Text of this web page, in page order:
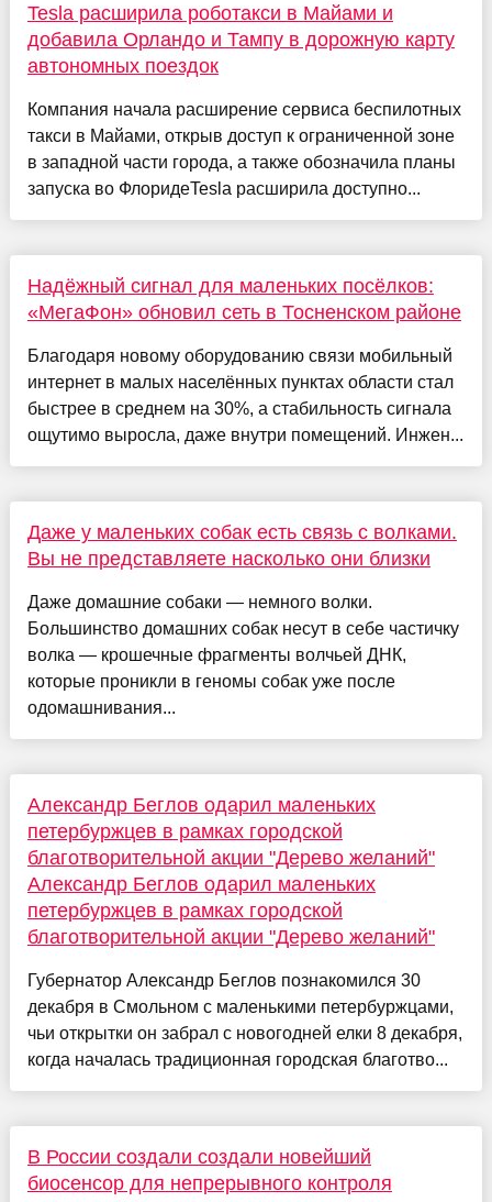
Tesla расширила роботакси в Майами и
добавила Орландо и Тампу в дорожную карту
автономных поездок
Компания начала расширение сервиса беспилотных
такси в Майами, открыв доступ к ограниченной зоне
в западной части города, а также обозначила планы
запуска во ФлоридеTesla расширила доступно...
Надёжный сигнал для маленьких посёлков:
«МегаФон» обновил сеть в Тосненском районе
Благодаря новому оборудованию связи мобильный
интернет в малых населённых пунктах области стал
быстрее в среднем на 30%, а стабильность сигнала
ощутимо выросла, даже внутри помещений. Инжен...
Даже у маленьких собак есть связь с волками.
Вы не представляете насколько они близки
Даже домашние собаки — немного волки.
Большинство домашних собак несут в себе частичку
волка — крошечные фрагменты волчьей ДНК,
которые проникли в геномы собак уже после
одомашнивания...
Александр Беглов одарил маленьких
петербуржцев в рамках городской
благотворительной акции "Дерево желаний"
Александр Беглов одарил маленьких
петербуржцев в рамках городской
благотворительной акции "Дерево желаний"
Губернатор Александр Беглов познакомился 30
декабря в Смольном с маленькими петербуржцами,
чьи открытки он забрал с новогодней елки 8 декабря,
когда началась традиционная городская благотво...
В России создали создали новейший
биосенсор для непрерывного контроля